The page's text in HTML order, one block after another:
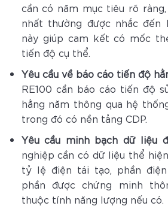
cần có năm mục tiêu rõ
nhất thường được nhắc đến
này giúp cam kết có mốc
tiến độ cụ thể.
Yêu cầu về báo cáo tiến độ
RE100 cần báo cáo tiến độ
hằng năm thông qua hệ
trong đó có nền tảng CDP.
Yêu cầu minh bạch dữ liệu
nghiệp cần có dữ liệu thể
tỷ lệ điện tái tạo, phần
phần được chứng minh
thuộc tính năng lượng nếu có.